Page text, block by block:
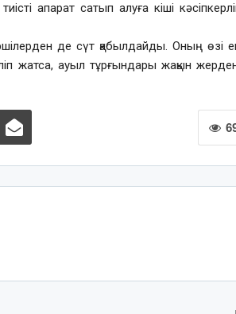
апарат сатып алуға кіші
де сүт қабылдайды. Оның өзі
жатса, ауыл тұрғындары жақын